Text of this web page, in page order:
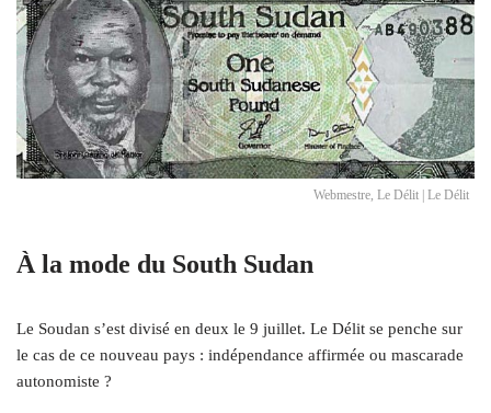
Webmestre, Le Délit | Le Délit
À la mode du South Sudan
Le Soudan s’est divisé en deux le 9 juillet. Le Délit se penche sur
le cas de ce nouveau pays : indépendance affirmée ou mascarade
autonomiste ?